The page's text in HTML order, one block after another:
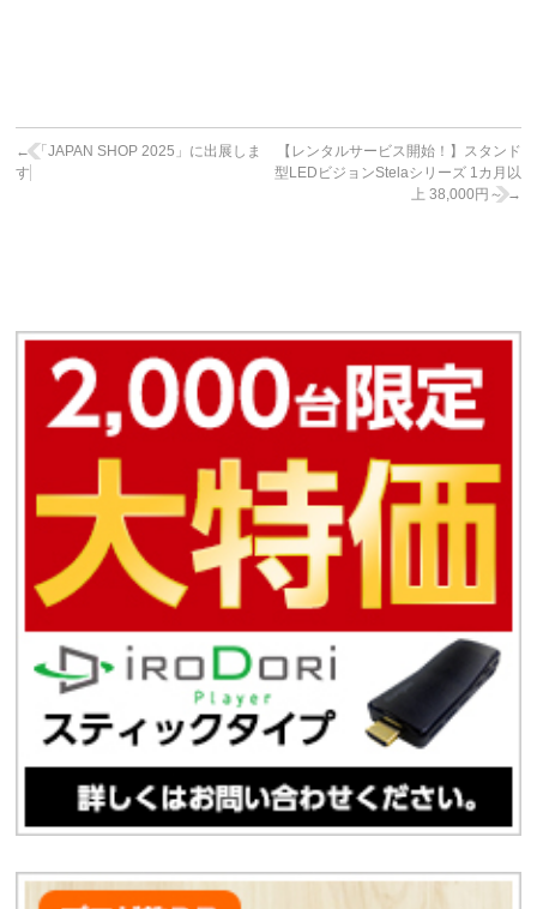
←「JAPAN SHOP 2025」に出展しま
す
【レンタルサービス開始！】スタンド
型LEDビジョンStelaシリーズ 1カ月以
上 38,000円～→